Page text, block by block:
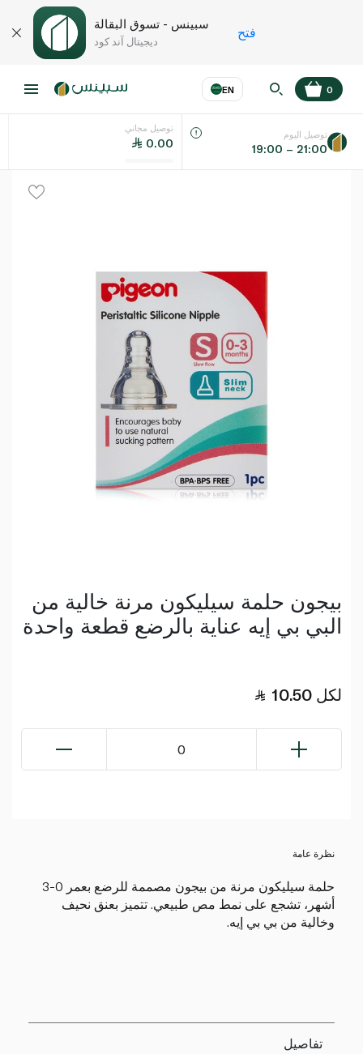
سبينس - تسوق البقالة
ديجيتال آند كود
فتح
EN
اللغة عر
0
توصيل مجاني
0.00
توصيل اليوم
19:00 – 21:00
بيجون حلمة سيليكون مرنة خالية من
البي بي إيه عناية بالرضع قطعة واحدة
10.50 لكل
0
نظرة عامة
حلمة سيليكون مرنة من بيجون مصممة للرضع بعمر 0-3
أشهر، تشجع على نمط مص طبيعي. تتميز بعنق نحيف
وخالية من بي بي إيه.
تفاصيل